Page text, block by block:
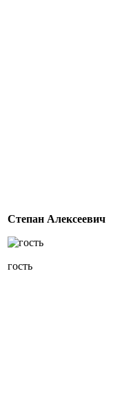
Степан Алексеевич
гость